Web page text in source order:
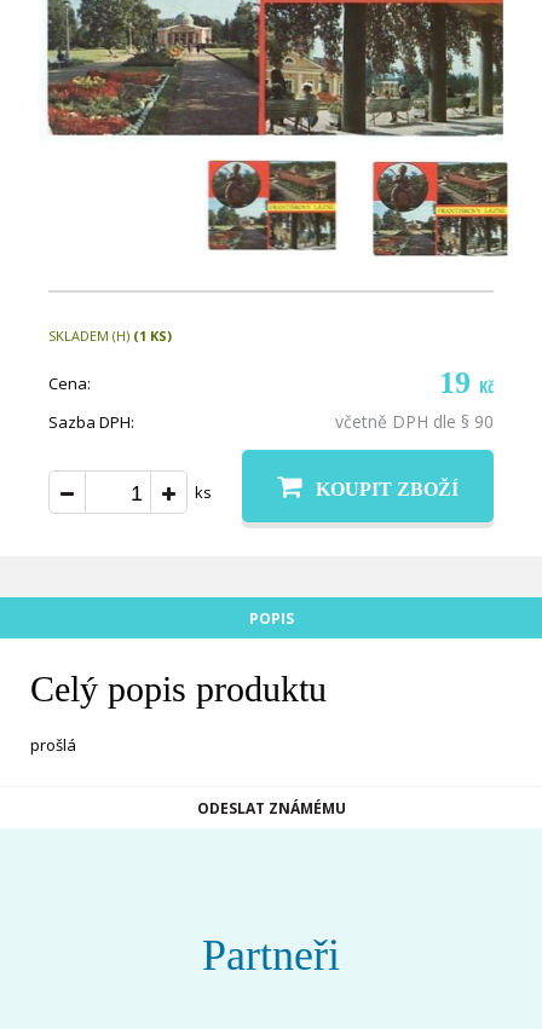
SKLADEM (H) (1 KS)
Cena: 19 Kč
Sazba DPH: včetně DPH dle § 90
ks KOUPIT ZBOŽÍ
POPIS
Celý popis produktu
prošlá
ODESLAT ZNÁMÉMU
Partneři